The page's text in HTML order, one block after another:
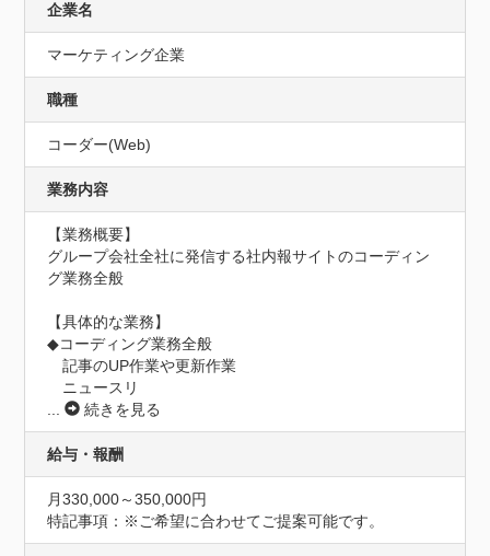
企業名
マーケティング企業
職種
コーダー(Web)
業務内容
【業務概要】
グループ会社全社に発信する社内報サイトのコーディン
グ業務全般
【具体的な業務】
◆コーディング業務全般
記事のUP作業や更新作業
ニュースリ
...
続きを見る
給与・報酬
月330,000～350,000円
特記事項：※ご希望に合わせてご提案可能です。